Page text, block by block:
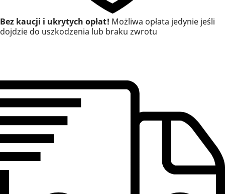
Bez kaucji i ukrytych opłat! Możliwa opłata jedynie jeśli
dojdzie do uszkodzenia lub braku zwrotu